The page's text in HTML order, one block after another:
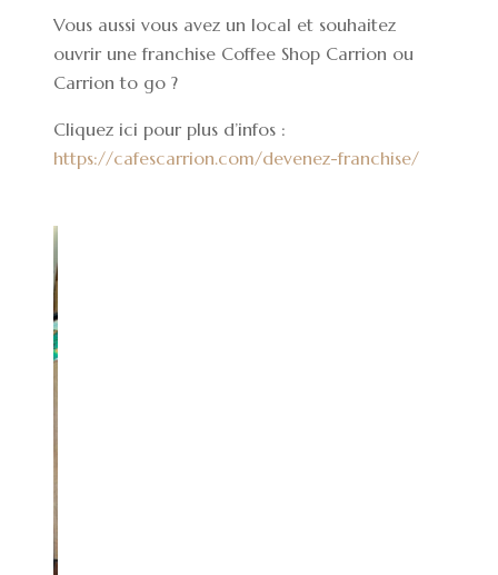
Vous aussi vous avez un local et souhaitez
ouvrir une franchise Coffee Shop Carrion ou
Carrion to go ?
Cliquez ici pour plus d’infos :
https://cafescarrion.com/devenez-franchise/